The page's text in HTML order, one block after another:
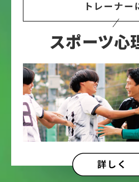
トレーナー
スポーツ心